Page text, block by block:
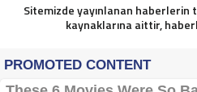
Sitemizde yayınlanan
kaynaklarına aittir,